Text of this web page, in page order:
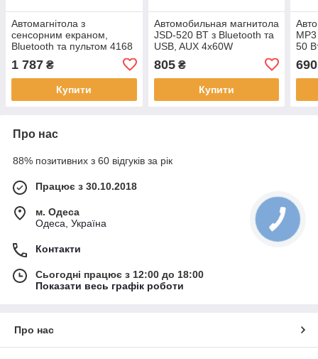
Автомагнітола з
сенсорним екраном,
Bluetooth та пультом 4168
1 787 ₴
Купити
Автомобильная магнитола
JSD-520 BT з Bluetooth та
USB, AUX 4x60W
панель
805₴
Купити
50
690
Про нас
88% позитивних з 60 відгуків за рік
Працює з 30.10.2018
м. Одеса
Одеса, Україна
Контакти
Сьогодні працює з 12:00 до 18:00
Показати весь графік роботи
Про нас